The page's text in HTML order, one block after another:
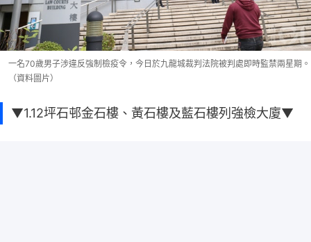
一名70歲男子涉違反強制檢疫令，今日於九龍城裁判法院被判處即時監禁兩星期。
（資料圖片）
▼1.12坪石邨金石樓、黃石樓及藍石樓列強檢大廈▼